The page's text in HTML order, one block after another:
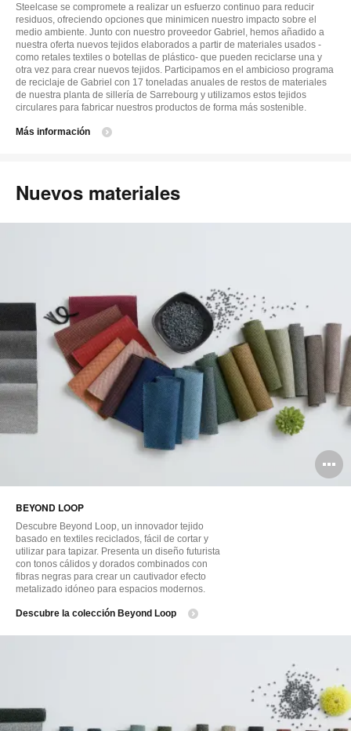
Steelcase se compromete a realizar un esfuerzo continuo para reducir
residuos, ofreciendo opciones que minimicen nuestro impacto sobre el
medio ambiente. Junto con nuestro proveedor Gabriel, hemos añadido a
nuestra oferta nuevos tejidos elaborados a partir de materiales usados -
como retales textiles o botellas de plástico- que pueden reciclarse una y
otra vez para crear nuevos tejidos. Participamos en el ambicioso programa
de reciclaje de Gabriel con 17 toneladas anuales de restos de materiales
de nuestra planta de sillería de Sarrebourg y utilizamos estos tejidos
circulares para fabricar nuestros productos de forma más sostenible.
Más información
Nuevos materiales
BEYOND LOOP
Descubre Beyond Loop, un innovador tejido
basado en textiles reciclados, fácil de cortar y
utilizar para tapizar. Presenta un diseño futurista
con tonos cálidos y dorados combinados con
fibras negras para crear un cautivador efecto
metalizado idóneo para espacios modernos.
Descubre la colección Beyond Loop